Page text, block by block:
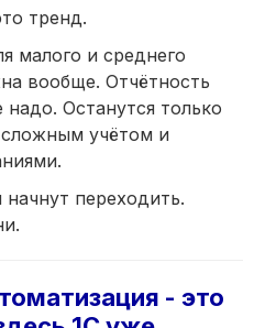
тренд.
малого и среднего
вообще. Отчётность
надо. Останутся только
учётом и
переходить.
- это